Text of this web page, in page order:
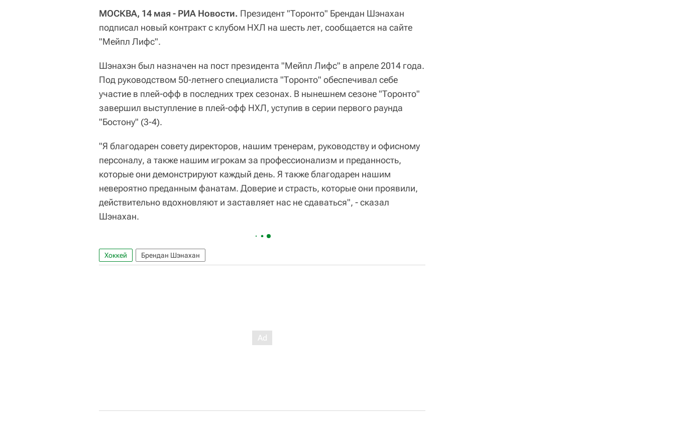
МОСКВА, 14 мая - РИА Новости. Президент "Торонто" Брендан Шэнахан
подписал новый контракт с клубом НХЛ на шесть лет, сообщается на сайте
"Мейпл Лифс".
Шэнахэн был назначен на пост президента "Мейпл Лифс" в апреле 2014 года.
Под руководством 50-летнего специалиста "Торонто" обеспечивал себе
участие в плей-офф в последних трех сезонах. В нынешнем сезоне "Торонто"
завершил выступление в плей-офф НХЛ, уступив в серии первого раунда
"Бостону" (3-4).
"Я благодарен совету директоров, нашим тренерам, руководству и офисному
персоналу, а также нашим игрокам за профессионализм и преданность,
которые они демонстрируют каждый день. Я также благодарен нашим
невероятно преданным фанатам. Доверие и страсть, которые они проявили,
действительно вдохновляют и заставляет нас не сдаваться", - сказал
Шэнахан.
Хоккей Брендан Шэнахан